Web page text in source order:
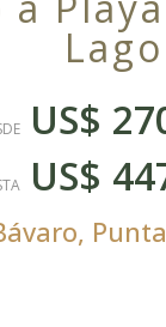
Lago
US$
US$
,